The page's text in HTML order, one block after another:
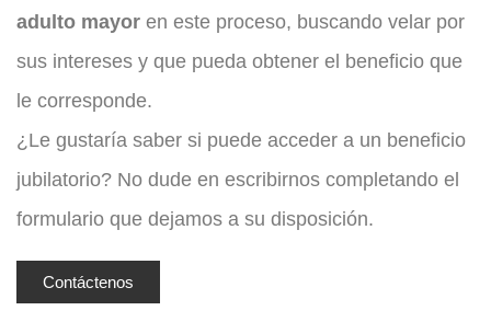
adulto mayor en este proceso, buscando velar por
sus intereses y que pueda obtener el beneficio que
le corresponde.
¿Le gustaría saber si puede acceder a un beneficio
jubilatorio? No dude en escribirnos completando el
formulario que dejamos a su disposición.
Contáctenos